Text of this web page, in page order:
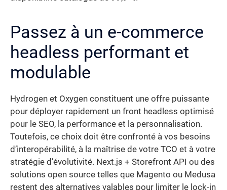
Passez à un e-commerce
headless performant et
modulable
Hydrogen et Oxygen constituent une offre puissante
pour déployer rapidement un front headless optimisé
pour le SEO, la performance et la personnalisation.
Toutefois, ce choix doit être confronté à vos besoins
d’interopérabilité, à la maîtrise de votre TCO et à votre
stratégie d’évolutivité. Next.js + Storefront API ou des
solutions open source telles que Magento ou Medusa
restent des alternatives valables pour limiter le lock-in